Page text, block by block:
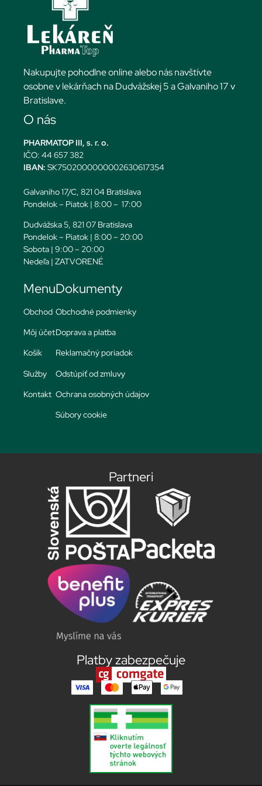
Nakupujte pohodlne online alebo nás navštívte
osobne v lekárňach na Dudvážskej 5 a Galvaniho 17 v
Bratislave.
O nás
PHARMATOP III, s. r. o.
IČO: 44 657 382
IBAN: SK7502000000002630617354
Galvaniho 17/C, 821 04 Bratislava
Pondelok – Piatok | 8:00 – 17:00
Dudvážska 5, 821 07 Bratislava
Pondelok – Piatok | 8:00 – 20:00
Sobota | 9:00 – 20:00
Nedeľa | ZATVORENÉ
Menu
Obchod
Môj účet
Košík
Služby
Kontakt
Dokumenty
Obchodné podmienky
Doprava a platba
Reklamačný poriadok
Odstúpiť od zmluvy
Ochrana osobných údajov
Súbory cookie
Partneri
Platby zabezpečuje